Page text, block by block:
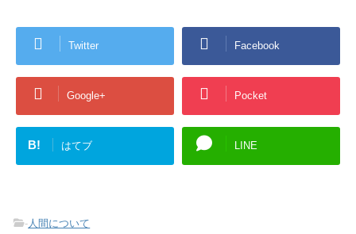
Twitter Facebook
Google+ Pocket
B! はてブ LINE
- 人間について